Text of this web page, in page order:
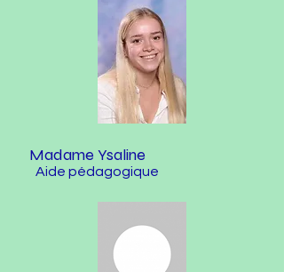
Madame Ysaline
Aide pédagogique